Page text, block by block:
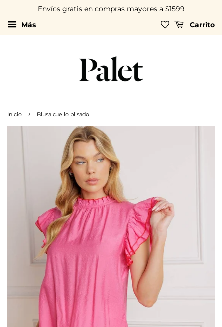
Envíos gratis en compras mayores a $1599
Más
Carrito
Inicio › Blusa cuello plisado